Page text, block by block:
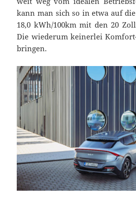
kann man sich so in etwa auf
18,0 kWh/100km mit den 20
Die wiederum keinerlei
bringen.